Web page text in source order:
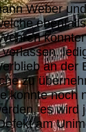
Weber
an der
zu
konnte noch
es wird
am